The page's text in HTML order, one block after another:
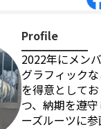
Profile
2022年にメン
グラフィック
を得意として
つ、納期を遵
ーズルーツに参